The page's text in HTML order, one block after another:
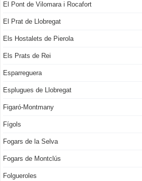
El Pont de Vilomara i Rocafort
El Prat de Llobregat
Els Hostalets de Pierola
Els Prats de Rei
Esparreguera
Esplugues de Llobregat
Figaró-Montmany
Fígols
Fogars de la Selva
Fogars de Montclús
Folgueroles